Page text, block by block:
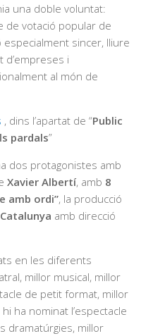
una doble voluntat:
de votació popular de
sincer, lliure
d’empreses i
al món de
, dins l’apartat de “Public
pardals”
dos protagonistes amb
Xavier Albertí, amb 8
amb ordi”, la producció
amb direcció
en les diferents
millor musical, millor
de petit format, millor
ha nominat l’espectacle
dramatúrgies, millor